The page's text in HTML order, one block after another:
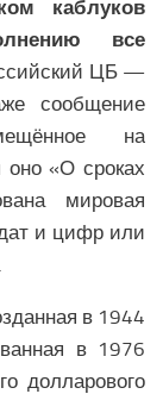
каблуков
все
ЦБ —
сообщение
на
«О сроках
мировая
и цифр или
в 1944
в 1976
долларового